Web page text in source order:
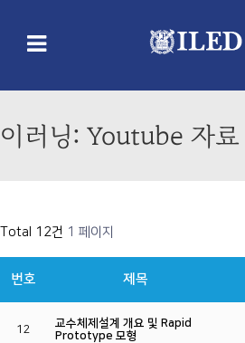
이러닝: Youtube 자료
Total 12건 1 페이지
번호 제목
12
교수체제설계 개요 및 Rapid
Prototype 모형